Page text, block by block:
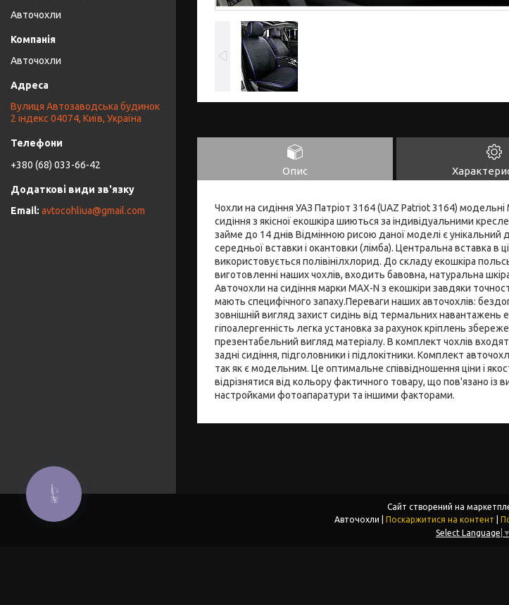
Опис
Чохли на сидіння УАЗ Патріот 3164 (UAZ Patriot 3164)
сидіння з якісної екошкіра шиються за індивідуальними
займе до 14 днів Відмінною рисою даної моделі є унікальний
середньої вставки і окантовки (лімба). Центральна вставка в
використовується полівінілхлорид. До складу екошкіра
виготовленні наших чохлів, входить бавовна, натуральна
Авточохли на сидіння марки MAX-N з екошкіри завдяки
мають специфічного запаху.Переваги наших авточохлів:
зовнішній вигляд захист сидінь від термальних навантажень
гіпоалергенність легка установка за рахунок кріплень
презентабельний вигляд матеріалу. В комплект чохлів
задні сидіння, підголовники і підлокітники. Комплект
так як є модельним. Це оптимальне співвідношення ціни і
відрізнятися від кольору фактичного товару, що пов'язано
настройками фотоапаратури та іншими факторами.
Авточохли
Авточохли
Вулиця Автозаводська будинок
2 індекс 04074, Київ, Україна
+380 (68) 033-66-42
avtocohliua@gmail.com
Сайт створений на
Поскаржитися на контент
Select Language ▼
КНОПКА
ЗВ'ЯЗКУ